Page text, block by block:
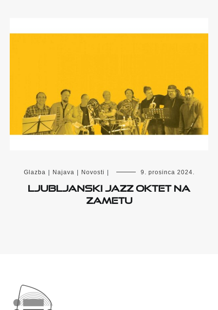
Glazba Najava Novosti 9. prosinca 2024.
Ljubljanski jazz oktet na
Zametu